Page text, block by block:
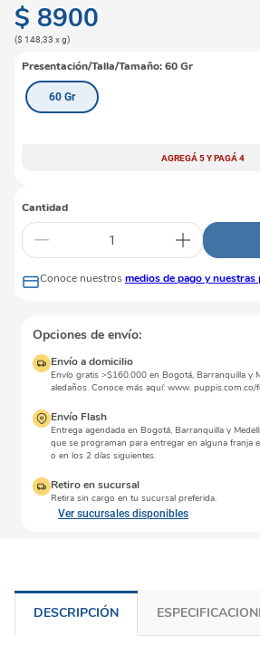
$ 8900
($ 148,33 xg)
Presentación/Talla/Tamaño:60 Gr
60 Gr
AGREGÁ 5 Y PAGÁ 4
Cantidad
Conoce nuestros medios de pago y
Opciones de envío:
Envío a domicilio
Envío gratis >$160.000 en Bogotá, Barranquilla y
aledaños. Conoce más aquí: www.
Envío Flash
Entrega agendada en Bogotá, Barranquilla y
que se programan para entregar en alguna franja
o en los 2 días siguientes.
Retiro en sucursal
Retira sin cargo en tu sucursal preferida.
Ver sucursales disponibles
DESCRIPCIÓN